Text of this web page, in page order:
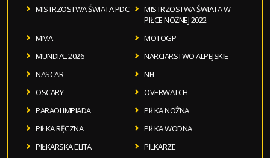
MISTRZOSTWA ŚWIATA PDC
MISTRZOSTWA ŚWIATA W
PIŁCE NOŻNEJ 2022
MMA
MOTOGP
MUNDIAL 2026
NARCIARSTWO ALPEJSKIE
NASCAR
NFL
OSCARY
OVERWATCH
PARAOLIMPIADA
PIŁKA NOŻNA
PIŁKA RĘCZNA
PIŁKA WODNA
PIŁKARSKA ELITA
PILKARZE